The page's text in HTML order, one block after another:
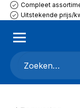
Compleet
Uitstekende prijs/